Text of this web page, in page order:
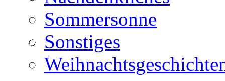
Sommersonne
Sonstiges